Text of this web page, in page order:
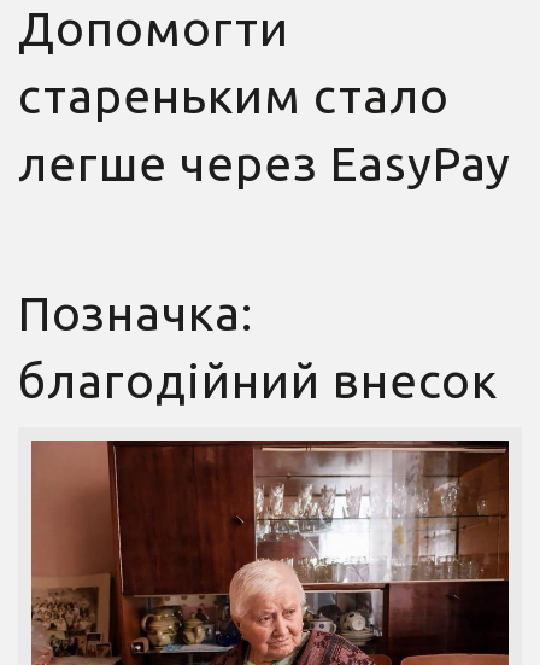
Допомогти
стареньким стало
легше через EasyPay
Позначка:
благодійний внесок